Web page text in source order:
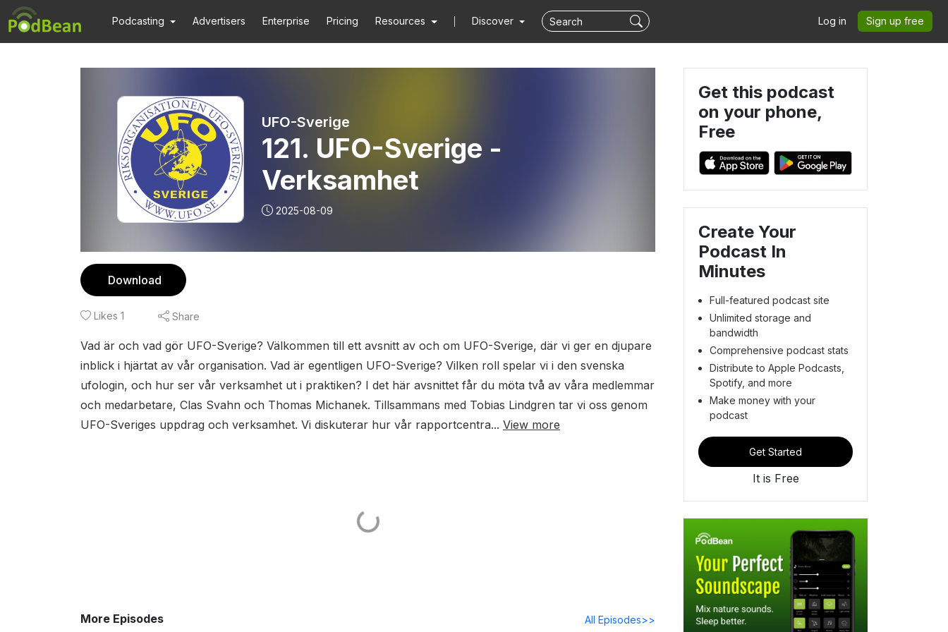
Podcasting Advertisers Enterprise Pricing Resources Discover Log in Sign up free
UFO-Sverige
121. UFO-Sverige -
Verksamhet
2025-08-09
Download
Likes 1 Share
Vad är och vad gör UFO-Sverige? Välkommen till ett avsnitt av och om UFO-Sverige, där vi ger en djupare
inblick i hjärtat av vår organisation. Vad är egentligen UFO-Sverige? Vilken roll spelar vi i den svenska
ufologin, och hur ser vår verksamhet ut i praktiken? I det här avsnittet får du möta två av våra medlemmar
och medarbetare, Clas Svahn och Thomas Michanek. Tillsammans med Tobias Lindgren tar vi oss genom
UFO-Sveriges uppdrag och verksamhet. Vi diskuterar hur vår rapportcentra... View more
More Episodes All Episodes>>
Get this podcast
on your phone,
Free
Create Your
Podcast In
Minutes
Full-featured podcast site
Unlimited storage and
bandwidth
Comprehensive podcast stats
Distribute to Apple Podcasts,
Spotify, and more
Make money with your
podcast
Get Started
It is Free